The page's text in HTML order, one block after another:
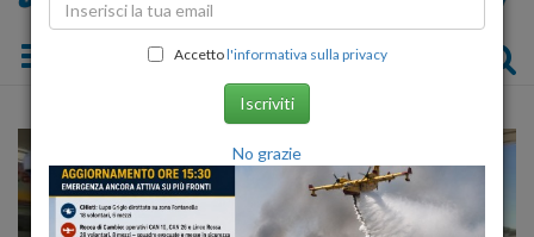
Toggle navigation
Accettol'informativa sulla privacy
Iscriviti
No grazie